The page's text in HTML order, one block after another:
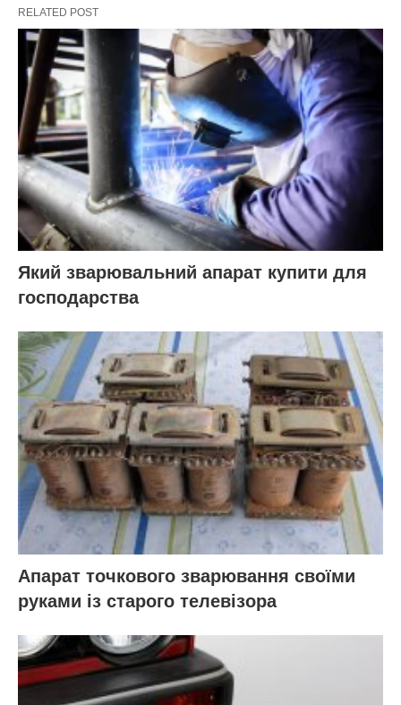
RELATED POST
Який зварювальний апарат купити для
господарства
Апарат точкового зварювання своїми
руками із старого телевізора